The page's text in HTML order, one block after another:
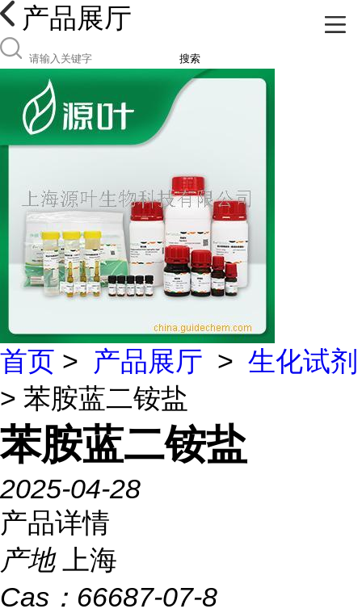
产品展厅
搜索
首页 > 产品展厅 > 生化试剂
> 苯胺蓝二铵盐
苯胺蓝二铵盐
2025-04-28
产品详情
产地
上海
Cas： 66687-07-8